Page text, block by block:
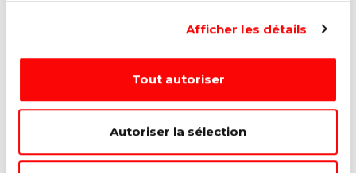
Afficher les détails
Tout autoriser
Autoriser la sélection
de long terme, adaptée aux réalités
d’aujourd’hui. Ne fermons pas les petites écoles
par rigidité administrative pour devoir les rouvrir
dans cinq ans !», conclut Mélissa Hanus, députée